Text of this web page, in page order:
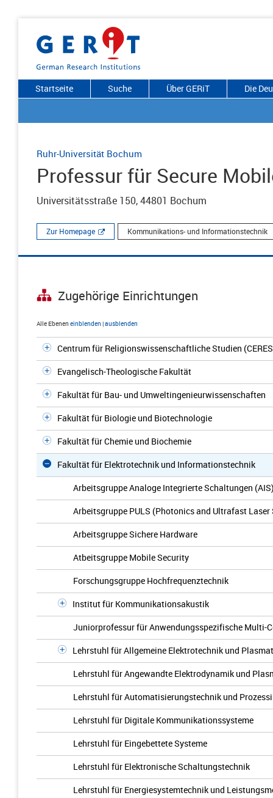
Startseite Suche Über GERiT Die
Ruhr-Universität Bochum
Professur für Secure
Universitätsstraße 150, 44801 Bochum
Zur Homepage Kommunikations- und Informationstechnik
Zugehörige Einrichtungen
Alle Ebenen einblenden |ausblenden
Centrum für Religionswissenschaftliche Studien
Evangelisch-Theologische Fakultät
Fakultät für Bau- und Umweltingenieurwissenschaften
Fakultät für Biologie und Biotechnologie
Fakultät für Chemie und Biochemie
Fakultät für Elektrotechnik und Informationstechnik
Arbeitsgruppe Analoge Integrierte Schaltungen
Arbeitsgruppe PULS (Photonics and Ultrafast Laser
Arbeitsgruppe Sichere Hardware
Atbeitsgruppe Mobile Security
Forschungsgruppe Hochfrequenztechnik
Institut für Kommunikationsakustik
Juniorprofessur für Anwendungsspezifische Multi-
Lehrstuhl für Allgemeine Elektrotechnik und
Lehrstuhl für Angewandte Elektrodynamik und
Lehrstuhl für Automatisierungstechnik und
Lehrstuhl für Digitale Kommunikationssysteme
Lehrstuhl für Eingebettete Systeme
Lehrstuhl für Elektronische Schaltungstechnik
Lehrstuhl für Energiesystemtechnik und